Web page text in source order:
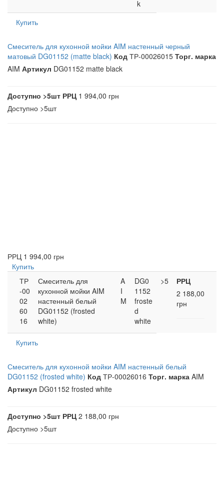
k
Купить
Смеситель для кухонной мойки AIM настенный черный
матовый DG01152 (matte black) Код ТР-00026015 Торг. марка
AIM Артикул DG01152 matte black
Доступно >5шт РРЦ1 994,00 грн
Доступно >5шт
РРЦ 1 994,00 грн
Купить
ТР
-00
02
60
16
Смеситель для
кухонной мойки AIM
настенный белый
DG01152 (frosted
white)
A
I
M
DG0
1152
froste
d
white
>5
РРЦ
2 188,00
грн
Купить
Смеситель для кухонной мойки AIM настенный белый
DG01152 (frosted white) Код ТР-00026016 Торг. марка AIM
Артикул DG01152 frosted white
Доступно >5шт РРЦ2 188,00 грн
Доступно >5шт